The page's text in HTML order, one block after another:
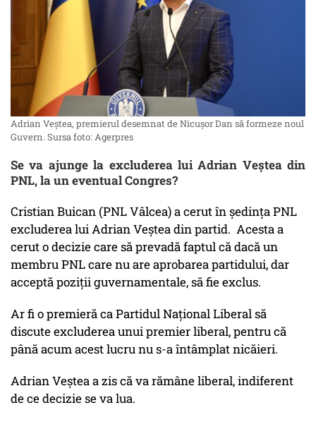
Adrian Veștea, premierul desemnat de Nicușor Dan să formeze noul
Guvern. Sursa foto: Agerpres
Se va ajunge la excluderea lui Adrian Veștea din
PNL, la un eventual Congres?
Cristian Buican (PNL Vâlcea) a cerut în ședința PNL
excluderea lui Adrian Veștea din partid. Acesta a
cerut o decizie care să prevadă faptul că dacă un
membru PNL care nu are aprobarea partidului, dar
acceptă poziții guvernamentale, să fie exclus.
Ar fi o premieră ca Partidul Național Liberal să
discute excluderea unui premier liberal, pentru că
până acum acest lucru nu s-a întâmplat nicăieri.
Adrian Veștea a zis că va rămâne liberal, indiferent
de ce decizie se va lua.